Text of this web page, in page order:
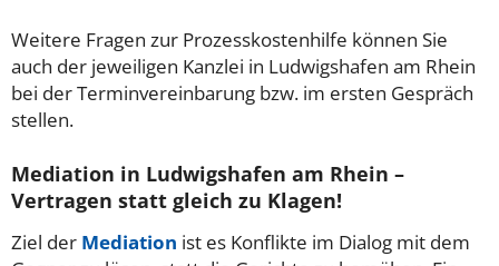
Weitere Fragen zur Prozesskostenhilfe können Sie
auch der jeweiligen Kanzlei in Ludwigshafen am Rhein
bei der Terminvereinbarung bzw. im ersten Gespräch
stellen.
Mediation in Ludwigshafen am Rhein –
Vertragen statt gleich zu Klagen!
Ziel der Mediation ist es Konflikte im Dialog mit dem